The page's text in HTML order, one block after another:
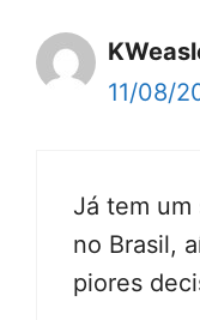
11/08/
Já tem um
no Brasil,
piores